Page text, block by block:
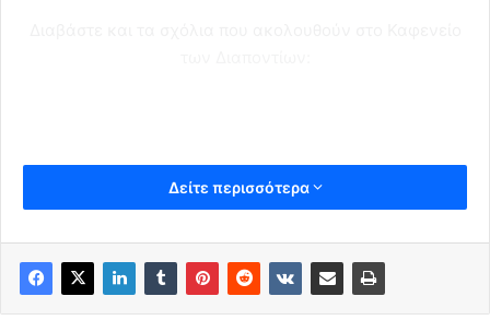
Δείτε περισσότερα